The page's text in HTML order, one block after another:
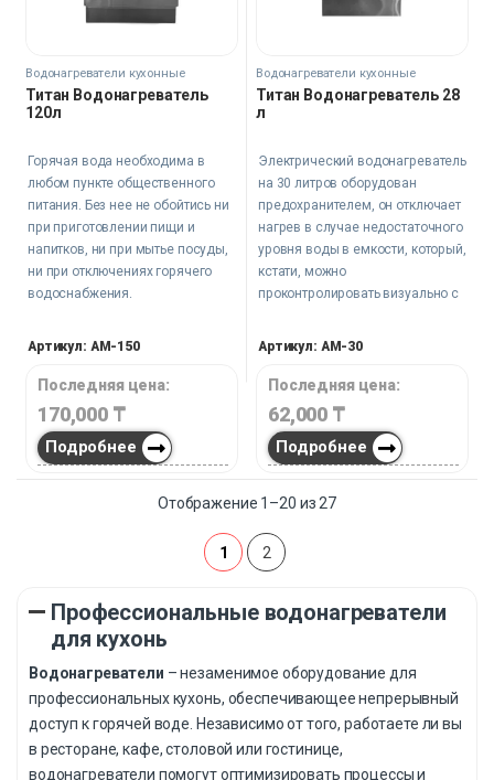
Водонагреватели кухонные
Титан Водонагреватель
120л
Горячая вода необходима в
любом пункте общественного
питания. Без нее не обойтись ни
при приготовлении пищи и
напитков, ни при мытье посуды,
ни при отключениях горячего
водоснабжения.
Артикул: AM-150
Последняя цена:
170,000 ₸
Подробнее
Водонагреватели кухонные
Титан Водонагреватель 28
л
Электрический водонагреватель
на 30 литров оборудован
предохранителем, он отключает
нагрев в случае недостаточного
уровня воды в емкости, который,
кстати, можно
проконтролировать визуально с
Артикул: AM-30
Последняя цена:
62,000 ₸
Подробнее
Отображение 1–20 из 27
1 2
Профессиональные водонагреватели
для кухонь
Водонагреватели – незаменимое оборудование для
профессиональных кухонь, обеспечивающее непрерывный
доступ к горячей воде. Независимо от того, работаете ли вы
в ресторане, кафе, столовой или гостинице,
водонагреватели помогут оптимизировать процессы и